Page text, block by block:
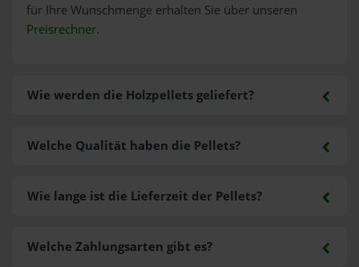
für Ihre Wunschmenge erhalten Sie über unseren
Preisrechner.
Wie werden die Holzpellets geliefert?
Welche Zahlungsarten gibt es?
Welche Qualität haben die Pellets?
Wie lange ist die Lieferzeit der Pellets?